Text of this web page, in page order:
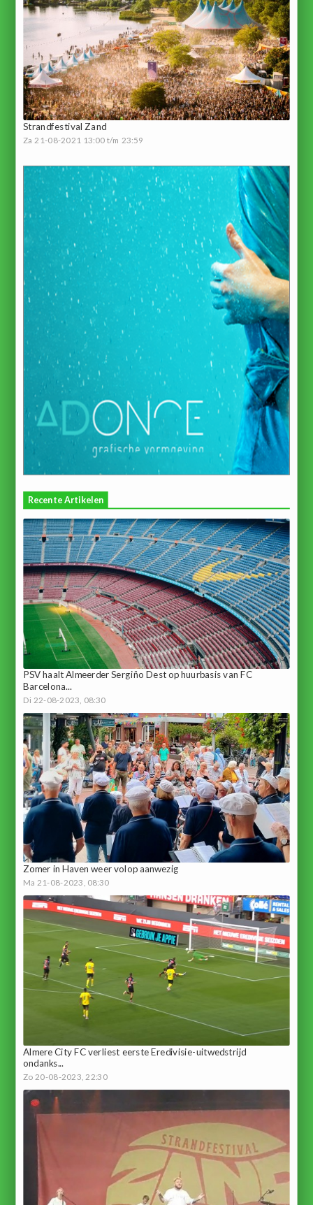
Strandfestival Zand
Za 21-08-2021 13:00 t/m 23:59
Recente Artikelen
PSV haalt Almeerder Sergiño Dest op huurbasis van FC
Barcelona...
Di 22-08-2023, 08:30
Zomer in Haven weer volop aanwezig
Ma 21-08-2023, 08:30
Almere City FC verliest eerste Eredivisie-uitwedstrijd
ondanks...
Zo 20-08-2023, 22:30